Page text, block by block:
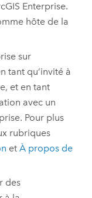
Enterprise.
hôte de la
sur
tant qu’invité à
, et en tant
avec un
. Pour plus
rubriques
etÀ propos de
des